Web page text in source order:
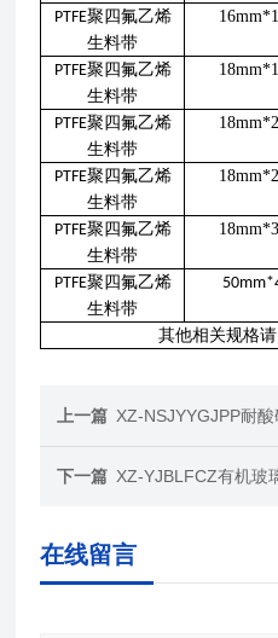
PTFE聚四氟乙烯
生料带
PTFE聚四氟乙烯
生料带
PTFE聚四氟乙烯
生料带
PTFE聚四氟乙烯
生料带
PTFE聚四氟乙烯
生料带
PTFE聚四氟乙烯
生料带
其他相关规格
上一篇 XZ-NSJYYGJPP耐酸碱
下一篇 XZ-YJBLFCZ有机玻璃
在线留言